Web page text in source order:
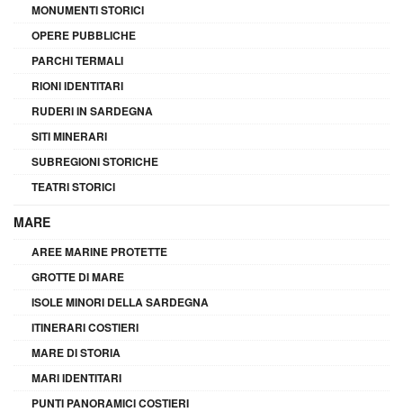
MONUMENTI STORICI
OPERE PUBBLICHE
PARCHI TERMALI
RIONI IDENTITARI
RUDERI IN SARDEGNA
SITI MINERARI
SUBREGIONI STORICHE
TEATRI STORICI
MARE
AREE MARINE PROTETTE
GROTTE DI MARE
ISOLE MINORI DELLA SARDEGNA
ITINERARI COSTIERI
MARE DI STORIA
MARI IDENTITARI
PUNTI PANORAMICI COSTIERI